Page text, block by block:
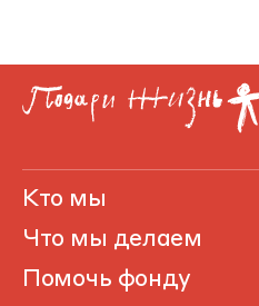
Кто мы
Что мы делаем
Помочь фонду